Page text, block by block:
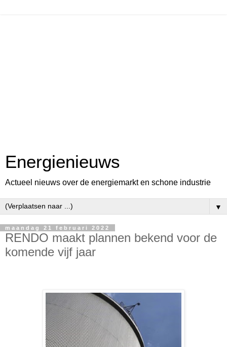
Energienieuws
Actueel nieuws over de energiemarkt en schone industrie
▼
maandag 21 februari 2022
RENDO maakt plannen bekend voor de
komende vijf jaar